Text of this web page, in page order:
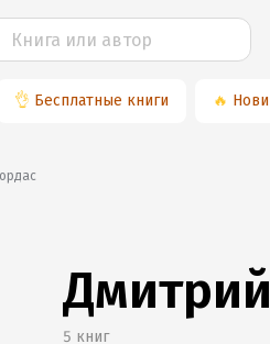
👌 Бесплатные книги 🔥
5 книг